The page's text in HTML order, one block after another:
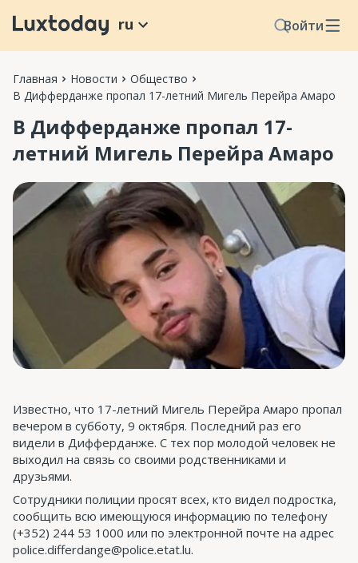
Войти
ru
Главная Новости
Общество
В Дифферданже пропал 17-летний Мигель Перейра Амаро
В Дифферданже пропал 17-
летний Мигель Перейра Амаро
Известно, что 17-летний Мигель Перейра Амаро пропал
вечером в субботу, 9 октября. Последний раз его
видели в Дифферданже. С тех пор молодой человек не
выходил на связь со своими родственниками и
друзьями.
Сотрудники полиции просят всех, кто видел подростка,
сообщить всю имеющуюся информацию по телефону
(+352) 244 53 1000 или по электронной почте на адрес
police.differdange@police.etat.lu.